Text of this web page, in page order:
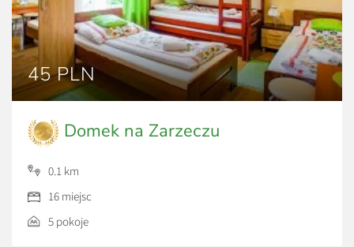
45 PLN
Domek na Zarzeczu
0.1 km
16 miejsc
5 pokoje